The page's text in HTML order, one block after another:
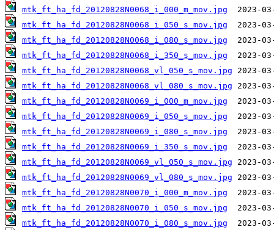
mtk_ft_ha_fd_20120828N0068_i_000_m_mov.jpg
mtk_ft_ha_fd_20120828N0068_i_050_s_mov.jpg
mtk_ft_ha_fd_20120828N0068_i_080_s_mov.jpg
mtk_ft_ha_fd_20120828N0068_i_350_s_mov.jpg
mtk_ft_ha_fd_20120828N0068_vl_050_s_mov.jpg
mtk_ft_ha_fd_20120828N0068_vl_080_s_mov.jpg
mtk_ft_ha_fd_20120828N0069_i_000_m_mov.jpg
mtk_ft_ha_fd_20120828N0069_i_050_s_mov.jpg
mtk_ft_ha_fd_20120828N0069_i_080_s_mov.jpg
mtk_ft_ha_fd_20120828N0069_i_350_s_mov.jpg
mtk_ft_ha_fd_20120828N0069_vl_050_s_mov.jpg
mtk_ft_ha_fd_20120828N0069_vl_080_s_mov.jpg
mtk_ft_ha_fd_20120828N0070_i_000_m_mov.jpg
mtk_ft_ha_fd_20120828N0070_i_050_s_mov.jpg
mtk_ft_ha_fd_20120828N0070_i_080_s_mov.jpg